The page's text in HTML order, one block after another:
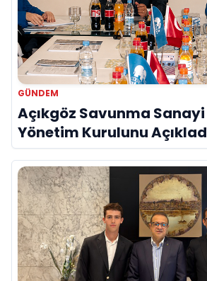
GÜNDEM
Açıkgöz Savunma Sanayi
Yönetim Kurulunu
Savunma Sanayinde
Vurgusu